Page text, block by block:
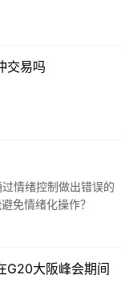
交易吗
情绪控制做出错误的
免情绪化操作？
G20大阪峰会期间